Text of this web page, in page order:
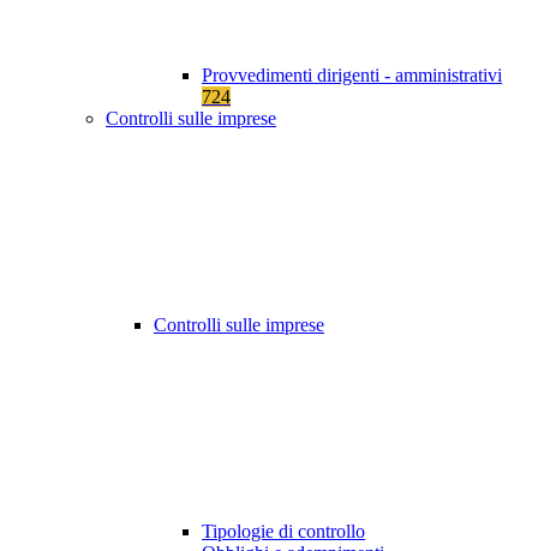
Provvedimenti dirigenti - amministrativi
724
Controlli sulle imprese
Controlli sulle imprese
Tipologie di controllo